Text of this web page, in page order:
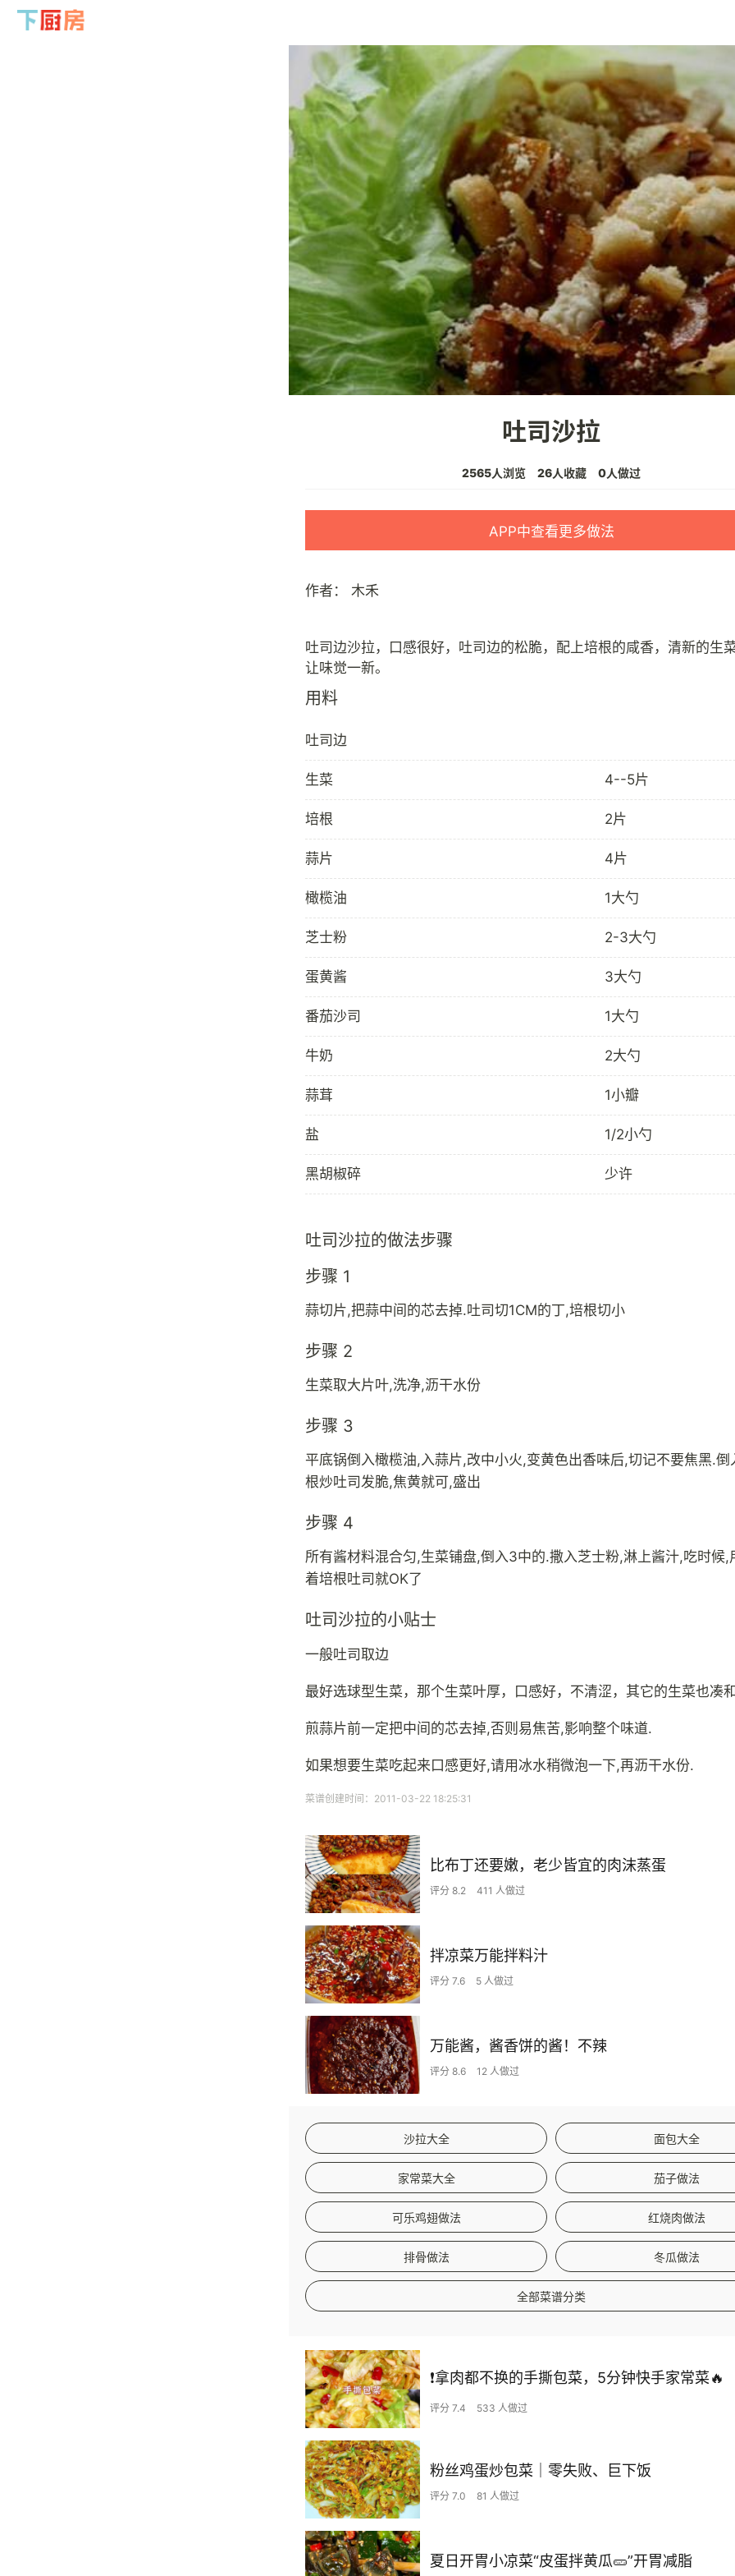
吐司沙拉
2565人浏览 26人收藏 0人做过
APP中查看更多做法
作者： 木禾
吐司边沙拉，口感很好，吐司边的松脆，配上培根的咸香，清新的生
用料
吐司边
生菜 4--5片
培根 2片
蒜片 4片
橄榄油 1大勺
芝士粉 2-3大勺
蛋黄酱 3大勺
番茄沙司 1大勺
牛奶 2大勺
蒜茸 1小瓣
盐 1/2小勺
黑胡椒碎 少许
吐司沙拉的做法步骤
步骤 1
蒜切片,把蒜中间的芯去掉.吐司切1CM的丁,培根切小
步骤 2
生菜取大片叶,洗净,沥干水份
步骤 3
平底锅倒入橄榄油,入蒜片,改中小火,变黄色出香味后,切记不要焦黑.倒
根炒吐司发脆,焦黄就可,盛出
步骤 4
所有酱材料混合匀,生菜铺盘,倒入3中的.撒入芝士粉,淋上酱汁,吃时候,
着培根吐司就OK了
吐司沙拉的小贴士
一般吐司取边
最好选球型生菜，那个生菜叶厚，口感好，不清涩，其它的生菜也凑
煎蒜片前一定把中间的芯去掉,否则易焦苦,影响整个味道.
如果想要生菜吃起来口感更好,请用冰水稍微泡一下,再沥干水份.
菜谱创建时间：2011-03-22 18:25:31
比布丁还要嫩，老少皆宜的肉沫蒸蛋
评分 8.2 411 人做过
拌凉菜万能拌料汁
评分 7.6 5 人做过
万能酱，酱香饼的酱！不辣
评分 8.6 12 人做过
沙拉大全 面包大全
家常菜大全 茄子做法
可乐鸡翅做法 红烧肉做法
排骨做法 冬瓜做法
全部菜谱分类
❗拿肉都不换的手撕包菜，5分钟快手家常菜🔥
评分 7.4 533 人做过
粉丝鸡蛋炒包菜｜零失败、巨下饭
评分 7.0 81 人做过
夏日开胃小凉菜“皮蛋拌黄瓜🥒”开胃减脂